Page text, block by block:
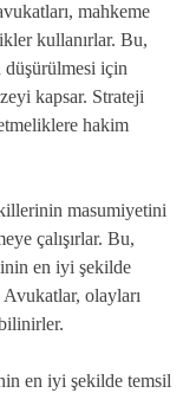
mahkeme
kullanırlar. Bu,
düşürülmesi için
kapsar. Strateji
hakim
masumiyetini
çalışırlar. Bu,
en iyi şekilde
olayları
en iyi şekilde temsil